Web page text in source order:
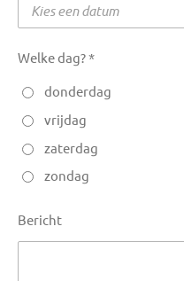
Welke dag? *
donderdag
vrijdag
zaterdag
zondag
Bericht